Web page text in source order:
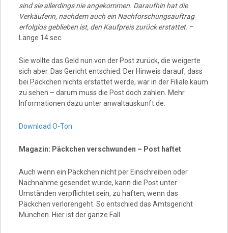
sind sie allerdings nie angekommen. Daraufhin hat die
Verkäuferin, nachdem auch ein Nachforschungsauftrag
erfolglos geblieben ist, den Kaufpreis zurück erstattet. –
Länge 14 sec.
Sie wollte das Geld nun von der Post zurück, die weigerte
sich aber. Das Gericht entschied: Der Hinweis darauf, dass
bei Päckchen nichts erstattet werde, war in der Filiale kaum
zu sehen – darum muss die Post doch zahlen. Mehr
Informationen dazu unter anwaltauskunft.de.
Download O-Ton
Magazin: Päckchen verschwunden – Post haftet
Auch wenn ein Päckchen nicht per Einschreiben oder
Nachnahme gesendet wurde, kann die Post unter
Umständen verpflichtet sein, zu haften, wenn das
Päckchen verlorengeht. So entschied das Amtsgericht
München. Hier ist der ganze Fall.